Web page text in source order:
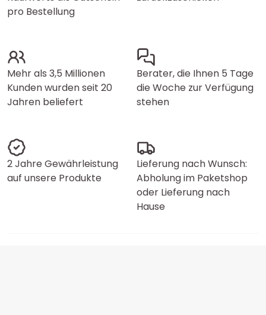
pro Bestellung
Mehr als 3,5 Millionen
Kunden wurden seit 20
Jahren beliefert
Berater, die Ihnen 5 Tage
die Woche zur Verfügung
stehen
2 Jahre Gewährleistung
auf unsere Produkte
Lieferung nach Wunsch:
Abholung im Paketshop
oder Lieferung nach
Hause